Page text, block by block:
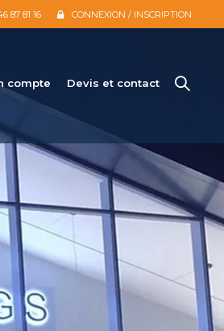
87 81 16 CONNEXION / INSCRIPTION
compte Devis et contact